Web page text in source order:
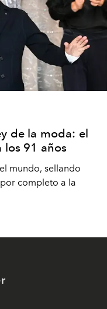
de la moda: el
91 años
mundo, sellando
completo a la